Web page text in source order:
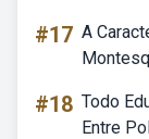
#17 A
#18 Todo
Entre